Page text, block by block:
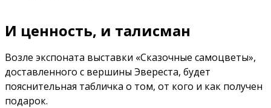
И ценность, и талисман
Возле экспоната выставки «Сказочные самоцветы»,
доставленного с вершины Эвереста, будет
пояснительная табличка о том, от кого и как получен
подарок.